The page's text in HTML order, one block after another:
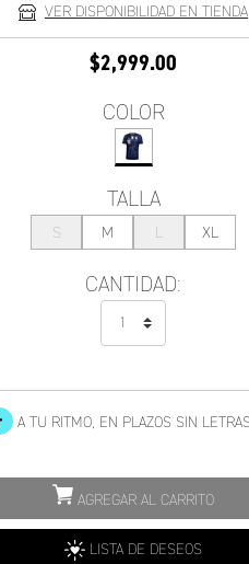
VER DISPONIBILIDAD EN TIENDA
$2,999.00
COLOR
TALLA
S M L XL
CANTIDAD:
AGREGAR AL CARRITO
LISTA DE DESEOS